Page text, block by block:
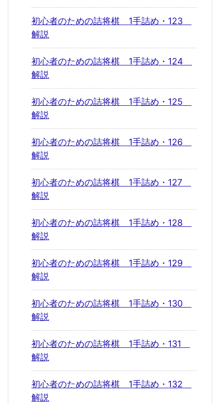
初心者のための詰将棋 1手詰め・123
解説
初心者のための詰将棋 1手詰め・124
解説
初心者のための詰将棋 1手詰め・125
解説
初心者のための詰将棋 1手詰め・126
解説
初心者のための詰将棋 1手詰め・127
解説
初心者のための詰将棋 1手詰め・128
解説
初心者のための詰将棋 1手詰め・129
解説
初心者のための詰将棋 1手詰め・130
解説
初心者のための詰将棋 1手詰め・131
解説
初心者のための詰将棋 1手詰め・132
解説